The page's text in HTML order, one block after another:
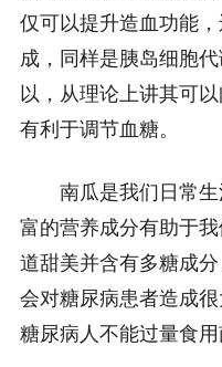
仅可以提升造血功能
成，同样是胰岛细胞
以，从理论上讲其可
有利于调节血糖。
南瓜是我们日常
富的营养成分有助于
道甜美并含有多糖成
会对糖尿病患者造成
糖尿病人不能过量食用